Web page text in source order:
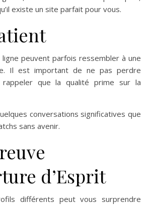
existe un site parfait pour vous.
peuvent parfois ressembler à une
Il est important de ne pas perdre
que la qualité prime sur la
conversations significatives que
sans avenir.
d’Esprit
différents peut vous surprendre